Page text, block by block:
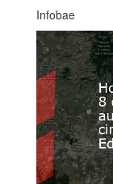
Infobae